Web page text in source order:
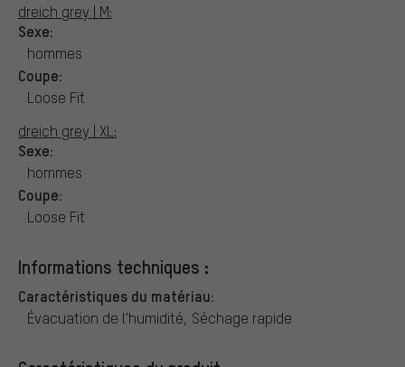
dreich grey | M:
Sexe:
hommes
Coupe:
Loose Fit
dreich grey | XL:
Sexe:
hommes
Coupe:
Loose Fit
Informations techniques :
Caractéristiques du matériau:
Évacuation de l'humidité, Séchage rapide